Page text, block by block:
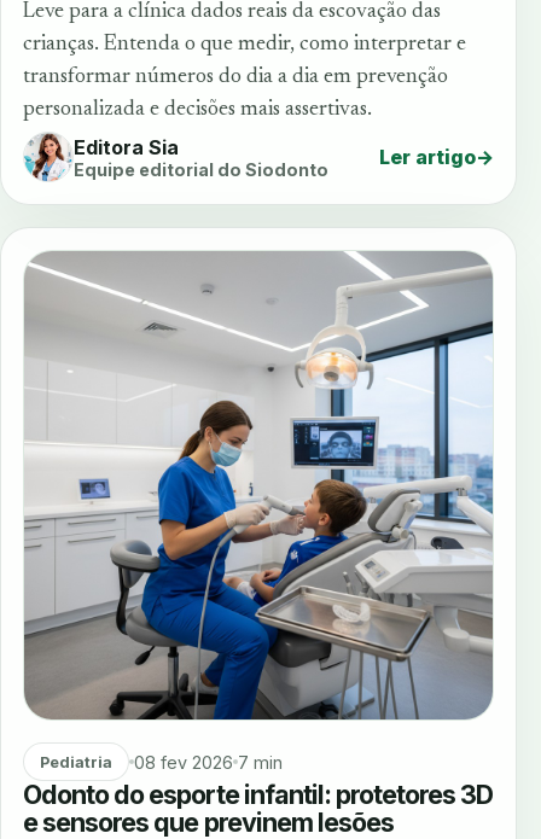
Leve para a clínica dados reais da escovação das
crianças. Entenda o que medir, como interpretar e
transformar números do dia a dia em prevenção
personalizada e decisões mais assertivas.
Editora Sia
Equipe editorial do Siodonto Ler artigo→
Pediatria 08 fev 2026 7 min
Odonto do esporte infantil: protetores 3D
e sensores que previnem lesões